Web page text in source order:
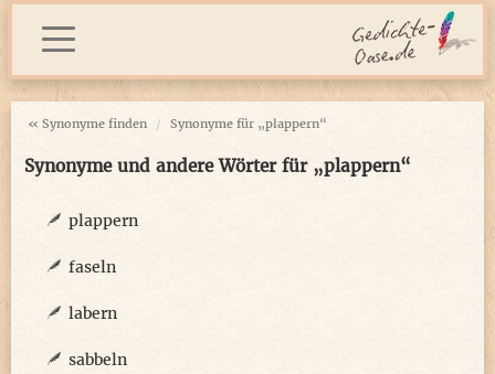
« Synonyme finden Synonyme für „plappern“
Synonyme und andere Wörter für „plappern“
plappern
faseln
labern
sabbeln